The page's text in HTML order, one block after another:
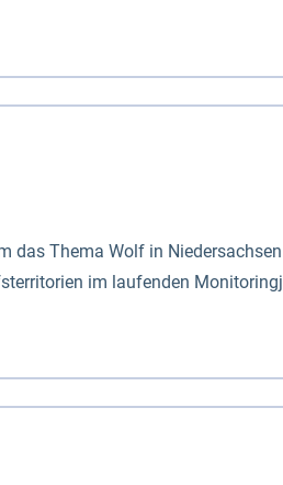
Deichgesetzes (NDG).
zu dienen bestimmt
durch Widmung, die die
das Thema Wolf in
im laufenden